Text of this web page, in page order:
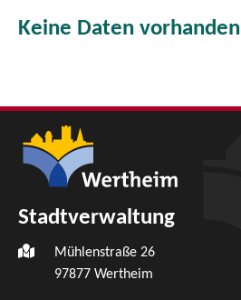
Keine Daten vorhanden
Stadtverwaltung
Mühlenstraße 26
97877 Wertheim